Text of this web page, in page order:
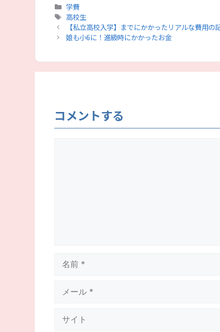
カ
テ
ゴ
リ
学費
タ
グ
高校生
【私立高校入学】までにかかったリアルな費用の
娘も小6に！進級時にかかったお金
コメントする